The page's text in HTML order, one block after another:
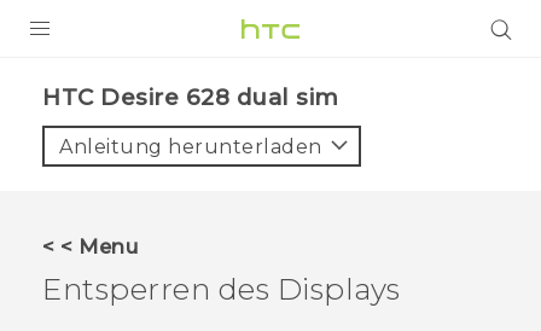
VIVE
HTC Desire 628 dual sim‎
Anleitung herunterladen
< < Menu
Entsperren des Displays